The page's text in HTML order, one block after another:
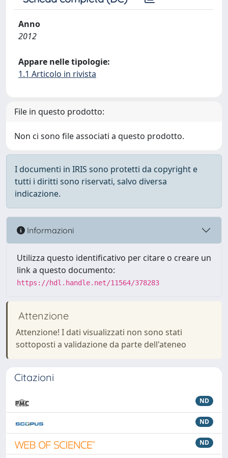
Anno
2012
Appare nelle tipologie:
1.1 Articolo in rivista
File in questo prodotto:
Non ci sono file associati a questo prodotto.
I documenti in IRIS sono protetti da copyright e
tutti i diritti sono riservati, salvo diversa
indicazione.
Informazioni
Utilizza questo identificativo per citare o creare un
link a questo documento:
https://hdl.handle.net/11564/378283
Attenzione
Attenzione! I dati visualizzati non sono stati
sottoposti a validazione da parte dell'ateneo
Citazioni
ND
ND
ND